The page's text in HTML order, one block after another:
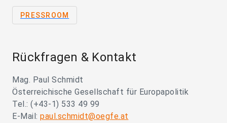
PRESSROOM
Rückfragen & Kontakt
Mag. Paul Schmidt
Österreichische Gesellschaft für Europapolitik
Tel.: (+43-1) 533 49 99
E-Mail: paul.schmidt@oegfe.at